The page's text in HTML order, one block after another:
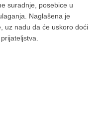
suradnje, posebice u
Naglašena je
uz nadu da će uskoro doći